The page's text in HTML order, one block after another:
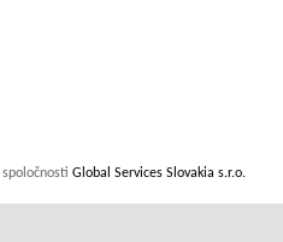
spoločnosti Global Services Slovakia s.r.o.